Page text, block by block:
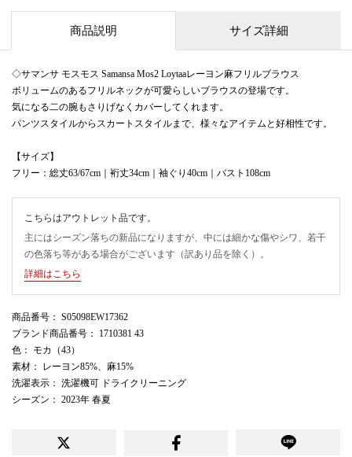
商品説明 サイズ詳細
◇サマンサ モスモス Samansa Mos2 Loytaaレーヨン麻フリルブラウス
ボリュームのあるフリルネックが可愛らしいブラウスの登場です。
気になる二の腕もさりげなくカバーしてくれます。
パンツスタイルからスカートスタイルまで、様々なアイテムと好相性です。
【サイズ】
フリー：総丈63/67cm｜裄丈34cm｜袖ぐり40cm｜バスト108cm
こちらはアウトレット品です。
主にはシーズン落ちの新品になりますが、中には細かな傷やシワ、若干
の色落ち等がある場合がございます（訳あり品を除く）。
詳細はこちら
商品番号 ： S05098EW17362
ブランド商品番号 ： 1710381 43
色 ： モカ（43）
素材 ： レーヨン85%、麻15%
洗濯表示 ： 洗濯機可 ドライクリーニング
シーズン ： 2023年 春夏